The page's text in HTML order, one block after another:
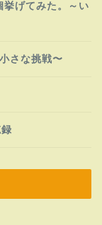
挙げてみた。～い
さな挑戦〜